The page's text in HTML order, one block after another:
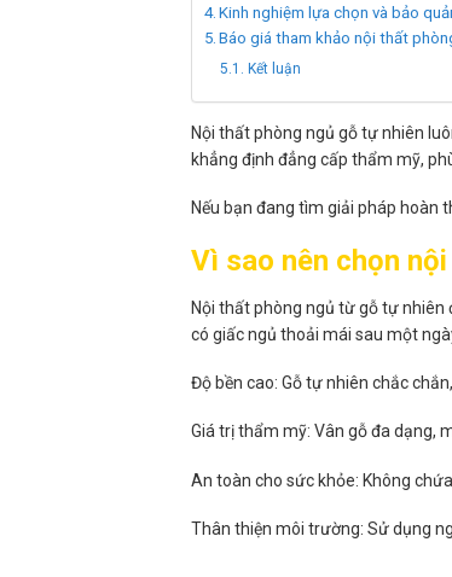
Kinh nghiệm lựa chọn và bảo
Báo giá tham khảo nội thất
Kết luận
Nội thất phòng ngủ gỗ tự nhiên
khẳng định đẳng cấp thẩm mỹ,
Nếu bạn đang tìm giải pháp hoàn
Vì sao nên chọn
Nội thất phòng ngủ từ gỗ tự nhiên
có giấc ngủ thoải mái sau một
Độ bền cao: Gỗ tự nhiên chắc
Giá trị thẩm mỹ: Vân gỗ đa dạng,
An toàn cho sức khỏe: Không
Thân thiện môi trường: Sử dụng